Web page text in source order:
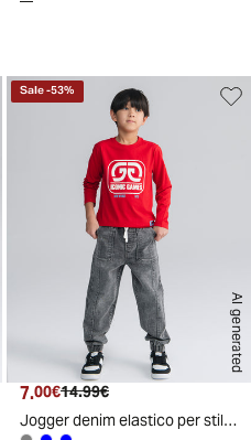
AI generated
Sale-53%
Prezzo attuale
7.00€ Prezzo originale
14.99€
Jogger denim elastico per stile casual - Grigio